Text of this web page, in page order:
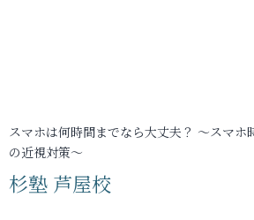
スマホは何時間までなら大丈夫？ ～スマホ
の近視対策～
杉塾 芦屋校